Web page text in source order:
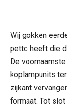
Wij gokken
petto heeft die
De
koplampunits
zijkant
formaat. Tot